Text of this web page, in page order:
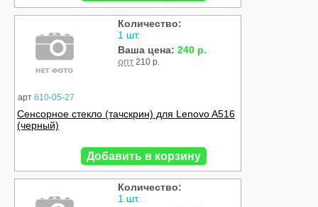
арт 610-05-27
Количество:
1 шт.
Ваша цена: 240 р.
опт 210 р.
Сенсорное стекло (тачскрин) для Lenovo A516
(черный)
Добавить в корзину
Количество:
1 шт.